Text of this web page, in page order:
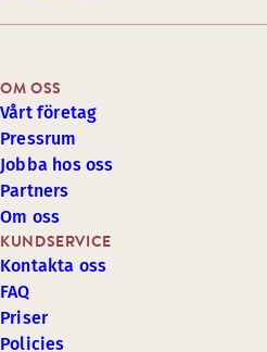
KUNDSERVICE
Kontakta oss
FAQ
Priser
Policies
OM OSS
Vårt företag
Pressrum
Jobba hos oss
Partners
Om oss